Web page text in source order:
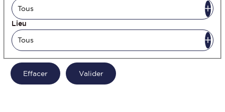
Lieu